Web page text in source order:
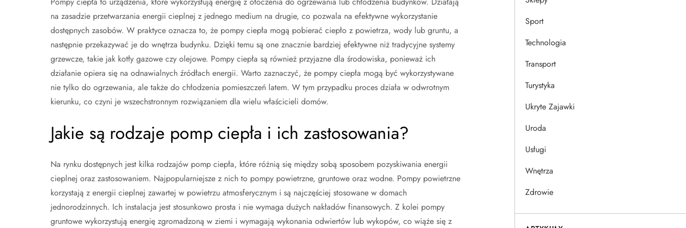
na zasadzie przetwarzania energii cieplnej z jednego medium na drugie, co pozwala na efektywne wykorzystanie
dostępnych zasobów. W praktyce oznacza to, że pompy ciepła mogą pobierać ciepło z powietrza, wody lub gruntu, a
następnie przekazywać je do wnętrza budynku. Dzięki temu są one znacznie bardziej efektywne niż tradycyjne systemy
grzewcze, takie jak kotły gazowe czy olejowe. Pompy ciepła są również przyjazne dla środowiska, ponieważ ich
działanie opiera się na odnawialnych źródłach energii. Warto zaznaczyć, że pompy ciepła mogą być wykorzystywane
nie tylko do ogrzewania, ale także do chłodzenia pomieszczeń latem. W tym przypadku proces działa w odwrotnym
kierunku, co czyni je wszechstronnym rozwiązaniem dla wielu właścicieli domów.
Jakie są rodzaje pomp ciepła i ich zastosowania?
Na rynku dostępnych jest kilka rodzajów pomp ciepła, które różnią się między sobą sposobem pozyskiwania energii
cieplnej oraz zastosowaniem. Najpopularniejsze z nich to pompy powietrzne, gruntowe oraz wodne. Pompy powietrzne
korzystają z energii cieplnej zawartej w powietrzu atmosferycznym i są najczęściej stosowane w domach
jednorodzinnych. Ich instalacja jest stosunkowo prosta i nie wymaga dużych nakładów finansowych. Z kolei pompy
gruntowe wykorzystują energię zgromadzoną w ziemi i wymagają wykonania odwiertów lub wykopów, co wiąże się z
Sport
Technologia
Transport
Turystyka
Ukryte Zajawki
Uroda
Usługi
Wnętrza
Zdrowie